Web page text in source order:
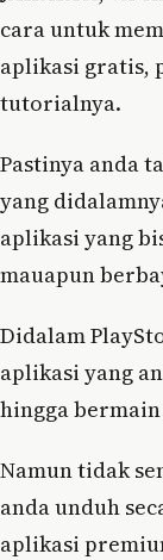
cara untuk
aplikasi gratis,
tutorialnya.
Pastinya anda
yang
aplikasi yang
mauapun
Didalam
aplikasi yang
hingga bermain
Namun tidak
anda unduh
aplikasi